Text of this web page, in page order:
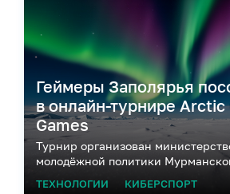
Геймеры Заполярья
в онлайн-турнире Arctic
Games
Турнир организован
молодёжной политики
ТЕХНОЛОГИИ КИБЕРСПОРТ